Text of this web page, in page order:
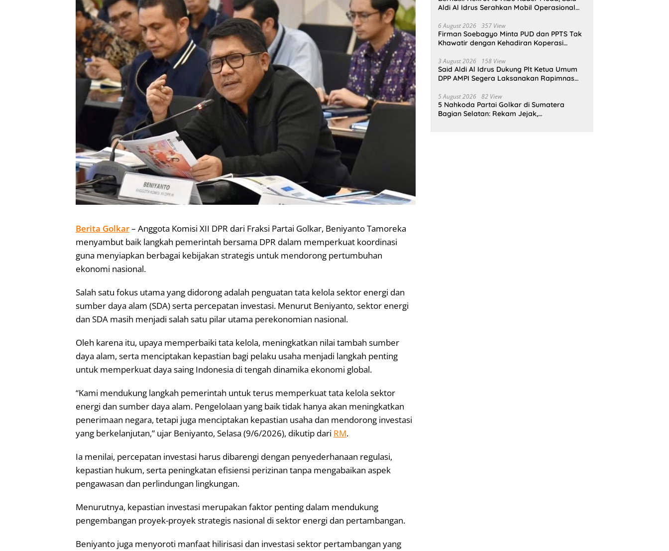
Berita Golkar– Anggota Komisi XII DPR dari Fraksi Partai Golkar, Beniyanto Tamoreka
menyambut baik langkah pemerintah bersama DPR dalam memperkuat koordinasi
guna menyiapkan berbagai kebijakan strategis untuk mendorong pertumbuhan
ekonomi nasional.
Salah satu fokus utama yang didorong adalah penguatan tata kelola sektor energi dan
sumber daya alam (SDA) serta percepatan investasi. Menurut Beniyanto, sektor energi
dan SDA masih menjadi salah satu pilar utama perekonomian nasional.
Oleh karena itu, upaya memperbaiki tata kelola, meningkatkan nilai tambah sumber
daya alam, serta menciptakan kepastian bagi pelaku usaha menjadi langkah penting
untuk memperkuat daya saing Indonesia di tengah dinamika ekonomi global.
“Kami mendukung langkah pemerintah untuk terus memperkuat tata kelola sektor
energi dan sumber daya alam. Pengelolaan yang baik tidak hanya akan meningkatkan
penerimaan negara, tetapi juga menciptakan kepastian usaha dan mendorong investasi
yang berkelanjutan,” ujar Beniyanto, Selasa (9/6/2026), dikutip dari RM.
Ia menilai, percepatan investasi harus dibarengi dengan penyederhanaan regulasi,
kepastian hukum, serta peningkatan efisiensi perizinan tanpa mengabaikan aspek
pengawasan dan perlindungan lingkungan.
Menurutnya, kepastian investasi merupakan faktor penting dalam mendukung
pengembangan proyek-proyek strategis nasional di sektor energi dan pertambangan.
Beniyanto juga menyoroti manfaat hilirisasi dan investasi sektor pertambangan yang
Aldi Al Idrus Serahkan Mobil Operasional
6 August 2026 357 View
Firman Soebagyo Minta PUD dan PPTS Tak
Khawatir dengan Kehadiran Koperasi
3 August 2026 158 View
Said Aldi Al Idrus Dukung Plt Ketua Umum
DPP AMPI Segera Laksanakan Rapimnas
5 August 2026 82 View
5 Nahkoda Partai Golkar di Sumatera
Bagian Selatan: Rekam Jejak,